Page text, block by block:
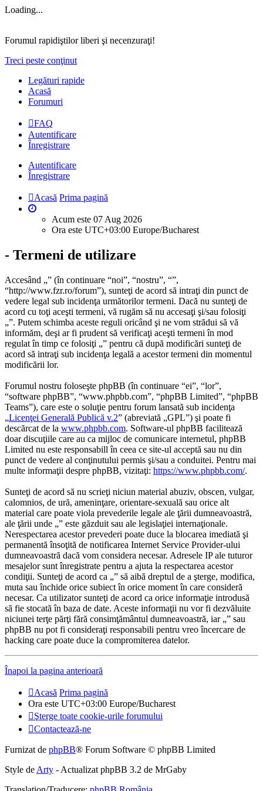
Loading...
Forumul rapidiştilor liberi şi necenzuraţi!
Treci peste conţinut
Legături rapide
Acasă
Forumuri
FAQ
Autentificare
Înregistrare
Autentificare
Înregistrare
Acasă Prima pagină
Acum este 07 Aug 2026
Ora este UTC+03:00 Europe/Bucharest
- Termeni de utilizare
Accesând „” (în continuare “noi”, “nostru”, “”,
“http://www.fzr.ro/forum”), sunteţi de acord să intraţi din punct de
vedere legal sub incidenţa următorilor termeni. Dacă nu sunteţi de
acord cu toţi aceşti termeni, vă rugăm să nu accesaţi şi/sau folosiţi
„”. Putem schimba aceste reguli oricând şi ne vom strădui să vă
informăm, deşi ar fi prudent să verificaţi aceşti termeni în mod
regulat în timp ce folosiţi „” pentru că după modificări sunteţi de
acord să intraţi sub incidenţa legală a acestor termeni din momentul
modificării lor.
Forumul nostru foloseşte phpBB (în continuare “ei”, “lor”,
“software phpBB”, “www.phpbb.com”, “phpBB Limited”, “phpBB
Teams”), care este o soluţie pentru forum lansată sub incidenţa
„Licenţei Generală Publică v.2” (abreviată „GPL”) şi poate fi
descărcat de la www.phpbb.com. Software-ul phpBB facilitează
doar discuţiile care au ca mijloc de comunicare internetul, phpBB
Limited nu este responsabill în ceea ce site-ul acceptă sau nu din
punct de vedere al conţinutului permis şi/sau a conduitei. Pentru mai
multe informaţii despre phpBB, vizitaţi: https://www.phpbb.com/.
Sunteţi de acord să nu scrieţi niciun material abuziv, obscen, vulgar,
calomnios, de ură, ameninţare, orientare-sexuală sau orice alt
material care poate viola prevederile legale ale ţării dumneavoastră,
ale ţării unde „” este găzduit sau ale legislaţiei internaţionale.
Nerespectarea acestor prevederi poate duce la blocarea imediată şi
permanentă însoţită de notificarea Internet Service Provider-ului
dumneavoastră dacă vom considera necesar. Adresele IP ale tuturor
mesajelor sunt înregistrate pentru a ajuta la respectarea acestor
condiţii. Sunteţi de acord ca „” să aibă dreptul de a şterge, modifica,
muta sau închide orice subiect în orice moment în care consideră
necesar. Ca utilizator sunteţi de acord ca orice informaţie introdusă
să fie stocată în baza de date. Aceste informaţii nu vor fi dezvăluite
niciunei terţe părţi fără consimţământul dumneavoastră, iar „” sau
phpBB nu pot fi consideraţi responsabili pentru vreo încercare de
hacking care poate duce la compromiterea datelor.
Înapoi la pagina anterioară
Acasă Prima pagină
Ora este UTC+03:00 Europe/Bucharest
Şterge toate cookie-urile forumului
Contactează-ne
Furnizat de phpBB® Forum Software © phpBB Limited
Style de Arty - Actualizat phpBB 3.2 de MrGaby